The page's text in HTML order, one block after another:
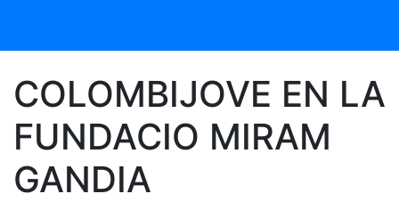
COLOMBIJOVE EN LA
FUNDACIO MIRAM
GANDIA